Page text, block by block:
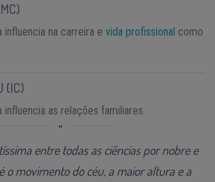
influencia na carreira e vida profissional como
(IC)
influencia as relações familiares.
entre todas as ciências por nobre e
o movimento do céu, a maior altura e a